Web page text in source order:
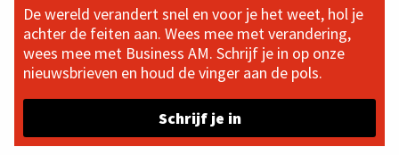
De wereld verandert snel en voor je het weet, hol je
achter de feiten aan. Wees mee met verandering,
wees mee met Business AM. Schrijf je in op onze
nieuwsbrieven en houd de vinger aan de pols.
Schrijf je in